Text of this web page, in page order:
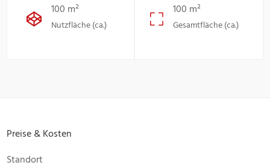
100 m²
Nutzfläche (ca.)
100 m²
Gesamtfläche (ca.)
Preise & Kosten
Standort